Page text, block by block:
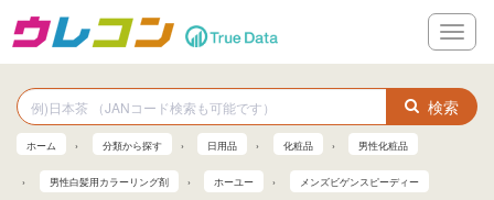
メ
ニ
ー
検索
ホーム 分類から探す 日用品 化粧品 男性化粧品
男性白髪用カラーリング剤 ホーユー メンズビゲンスピーディー